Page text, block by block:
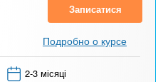
Записатися
Подробно о курсе
2-3 місяці